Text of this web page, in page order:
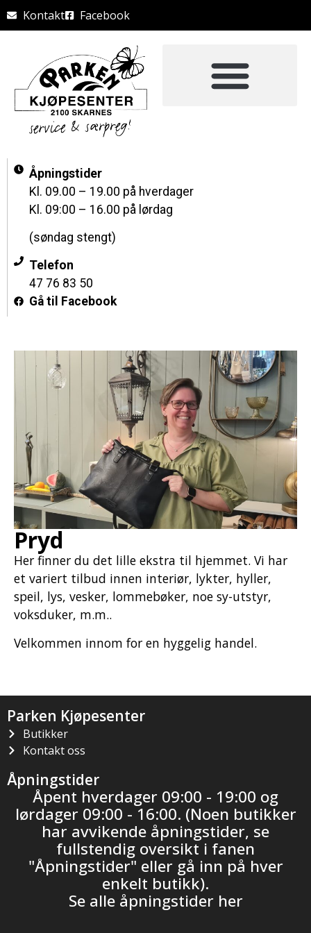
Kontakt Facebook
Pryd
Her finner du det lille ekstra til hjemmet. Vi har
et variert tilbud innen interiør, lykter, hyller,
speil, lys, vesker, lommebøker, noe sy-utstyr,
voksduker, m.m..
Velkommen innom for en hyggelig handel.
Åpningstider
Kl. 09.00 – 19.00 på hverdager
Kl. 09:00 – 16.00 på lørdag
(søndag stengt)
Telefon
47 76 83 50
Gå til Facebook
Parken Kjøpesenter
Butikker
Kontakt oss
Åpningstider
Åpent hverdager 09:00 - 19:00 og
lørdager 09:00 - 16:00. (Noen butikker
har avvikende åpningstider, se
fullstendig oversikt i fanen
"Åpningstider" eller gå inn på hver
enkelt butikk).
Se alle åpningstider her